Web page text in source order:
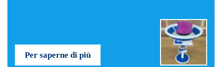
Per saperne di più